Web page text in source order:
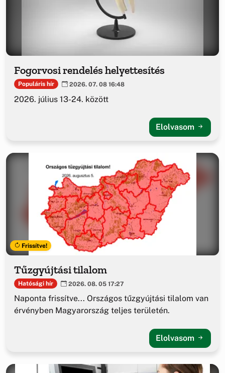
Fogorvosi rendelés helyettesítés
Populáris hír 2026. 07. 08 16:48
2026. július 13-24. között
Elolvasom
Frissítve!
Tűzgyújtási tilalom
Hatósági hír 2026. 08. 05 17:27
Naponta frissítve... Országos tűzgyújtási tilalom van
érvényben Magyarország teljes területén.
Elolvasom